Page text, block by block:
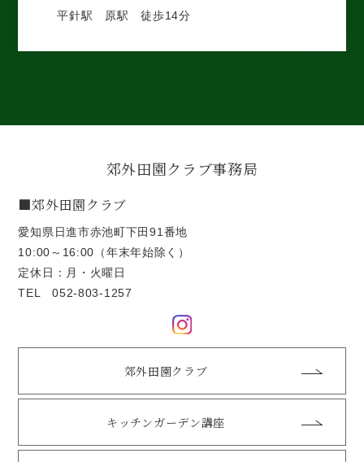
平針駅 原駅 徒歩14分
郊外田園クラブ事務局
■郊外田園クラブ
愛知県日進市赤池町下田91番地
10:00～16:00（年末年始除く）
定休日：月・火曜日
TEL052-803-1257
郊外田園クラブ
キッチンガーデン講座